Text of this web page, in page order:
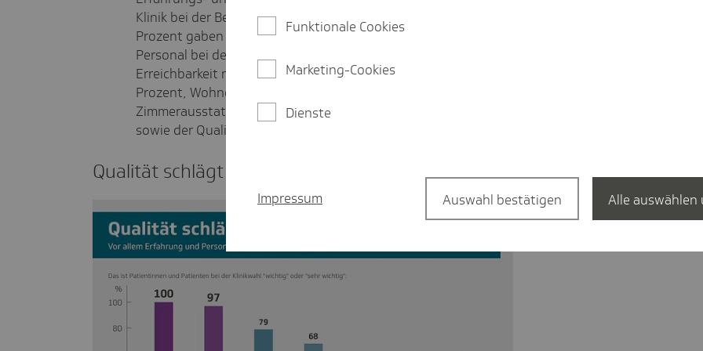
Klinik bei der Behandlung ihrer Krankheit wichtig bzw. sehr wichtig. 97
Prozent gaben an, dass ihnen fachlich qualifiziertes und ausreichendes
Personal bei der Klinikwahl wichtig oder sehr wichtig ist. Die einfache
Erreichbarkeit mit öffentlichen Verkehrsmitteln oder dem Auto nannten 79
Prozent, Wohnortnähe gaben 68 Prozent an, gefolgt von der
Zimmerausstattung (51 Prozent), großzügigen Besuchszeiten (51 Prozent)
sowie der Qualität des Essens (48 Prozent).
Qualität schlägt Komfort
Funktionale Cookies
Marketing-Cookies
Dienste
Impressum Auswahl bestätigen Alle auswählen